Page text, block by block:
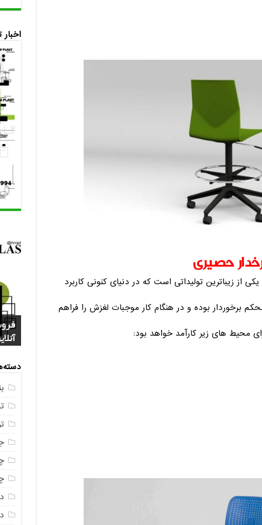
حصیری
از زیباترین تولیداتی است که در دنیای کنونی کاربرد
برخوردار بوده و در هنگام کار موجبات لغزش را فراهم
محیط های زیر کارآمد خواهد بود:
+